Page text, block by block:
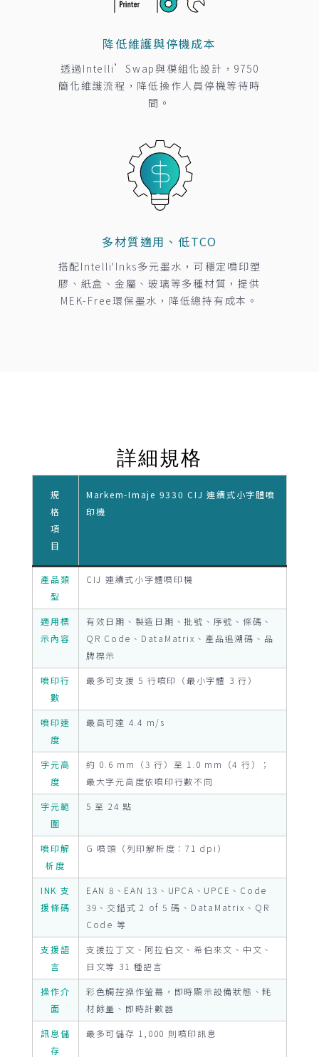
降低維護與停機成本
透過Intelli’Swap與模組化設計，9750
簡化維護流程，降低操作人員停機等待時
間。
多材質適用、低TCO
搭配Intelli'Inks多元墨水，可穩定噴印塑
膠、紙盒、金屬、玻璃等多種材質，提供
MEK-Free環保墨水，降低總持有成本。
詳細規格
規
格
項
目
Markem-Imaje 9330 CIJ 連續式小字體噴
印機
產品類
型
CIJ 連續式小字體噴印機
適用標
示內容
有效日期、製造日期、批號、序號、條碼、
QR Code、DataMatrix、產品追溯碼、品
牌標示
噴印行
數
最多可支援 5 行噴印（最小字體 3 行）
噴印速
度
最高可達 4.4 m/s
字元高
度
約 0.6 mm（3 行）至 1.0 mm（4 行）；
最大字元高度依噴印行數不同
字元範
圍
5 至 24 點
噴印解
析度
G 噴頭（列印解析度：71 dpi）
INK 支
援條碼
EAN 8、EAN 13、UPCA、UPCE、Code
39、交錯式 2 of 5 碼、DataMatrix、QR
Code 等
支援語
言
支援拉丁文、阿拉伯文、希伯來文、中文、
日文等 31 種語言
操作介
面
彩色觸控操作螢幕，即時顯示設備狀態、耗
材餘量、即時計數器
訊息儲
存
最多可儲存 1,000 則噴印訊息